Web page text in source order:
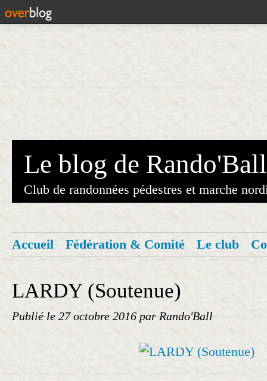
Le blog de Rando'Ball
Club de randonnées pédestres et marche
Accueil Fédération & Comité Le club
LARDY (Soutenue)
Publié le 27 octobre 2016 par Rando'Ball